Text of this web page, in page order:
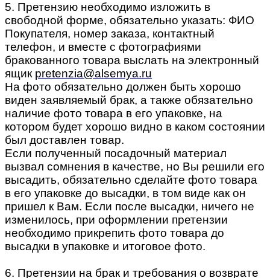
5. Претензию необходимо изложить в
свободной форме, обязательно указать: ФИО
Покупателя, номер заказа, контактный
телефон, и вместе с фотографиями
бракованного товара выслать на электронный
ящик pretenzia@alsemya.ru
На фото обязательно должен быть хорошо
виден заявляемый брак, а также обязательно
наличие фото товара в его упаковке, на
котором будет хорошо видно в каком состоянии
был доставлен товар.
Если полученный посадочный материал
вызвал сомнения в качестве, но Вы решили его
высадить, обязательно сделайте фото товара
в его упаковке до высадки, в том виде как он
пришел к Вам. Если после высадки, ничего не
изменилось, при оформлении претензии
необходимо прикрепить фото товара до
высадки в упаковке и итоговое фото.
6. Претензии на брак и требования о возврате